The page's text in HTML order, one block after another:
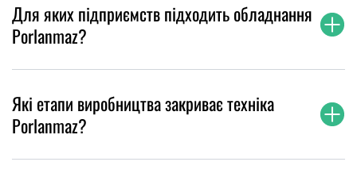
Для яких підприємств підходить обладнання
Porlanmaz?
Які етапи виробництва закриває техніка
Porlanmaz?